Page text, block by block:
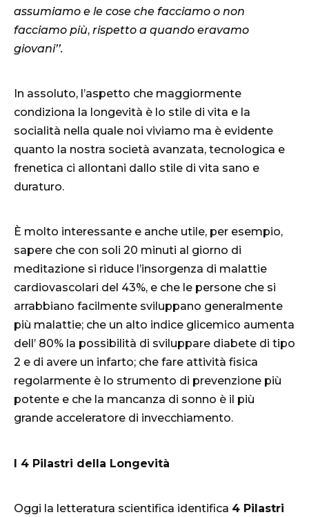
assumiamo e le cose che facciamo o non
facciamo più, rispetto a quando eravamo
giovani’’.
In assoluto, l’aspetto che maggiormente
condiziona la longevità è lo stile di vita e la
socialità nella quale noi viviamo ma è evidente
quanto la nostra società avanzata, tecnologica e
frenetica ci allontani dallo stile di vita sano e
duraturo.
È molto interessante e anche utile, per esempio,
sapere che con soli 20 minuti al giorno di
meditazione si riduce l’insorgenza di malattie
cardiovascolari del 43%, e che le persone che si
arrabbiano facilmente sviluppano generalmente
più malattie; che un alto indice glicemico aumenta
dell’ 80% la possibilità di sviluppare diabete di tipo
2 e di avere un infarto; che fare attività fisica
regolarmente è lo strumento di prevenzione più
potente e che la mancanza di sonno è il più
grande acceleratore di invecchiamento.
I 4 Pilastri della Longevità
Oggi la letteratura scientifica identifica 4 Pilastri